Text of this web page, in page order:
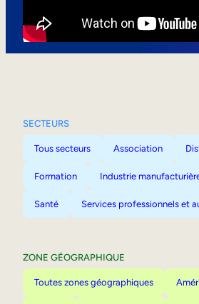
SECTEURS
Tous secteurs Association
Formation Industrie
Santé Services professionnels et
ZONE GÉOGRAPHIQUE
Toutes zones géographiques